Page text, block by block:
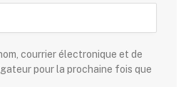
courrier électronique et de
pour la prochaine fois que